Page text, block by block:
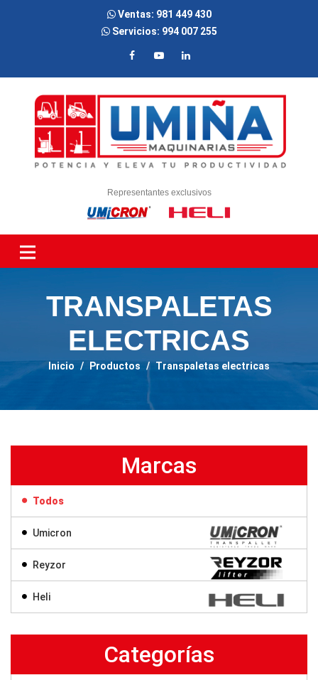
Ventas: 981 449 430
Servicios: 994 007 255
Representantes exclusivos
TRANSPALETAS
ELECTRICAS
Inicio / Productos / Transpaletas electricas
Marcas
Todos
Umicron
Reyzor
Heli
Categorías